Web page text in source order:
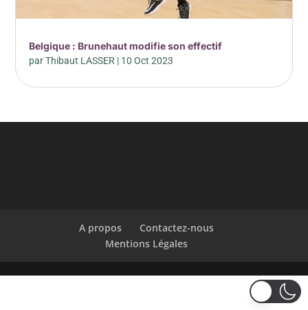
Belgique : Brunehaut modifie son effectif
parThibaut LASSER | 10 Oct 2023
A propos
Contactez-nous
Mentions Légales